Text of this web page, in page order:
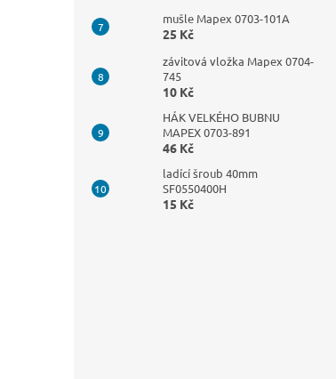
mušle Mapex 0703-101A
25 Kč
závitová vložka Mapex 0704-
745
10 Kč
HÁK VELKÉHO BUBNU
MAPEX 0703-891
46 Kč
ladící šroub 40mm
SF0550400H
15 Kč